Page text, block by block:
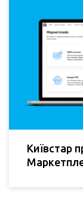
Київстар